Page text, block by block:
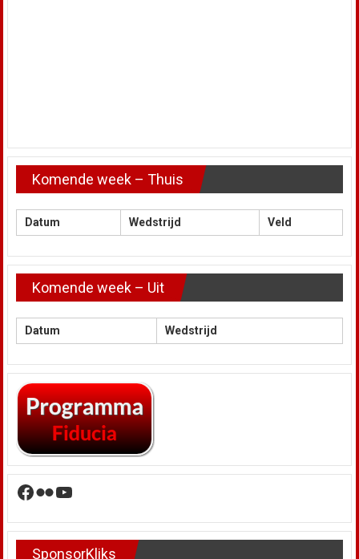
Komende week – Thuis
Datum Wedstrijd Veld
Komende week – Uit
Datum Wedstrijd
Facebook
FlickrYouTube
SponsorKliks